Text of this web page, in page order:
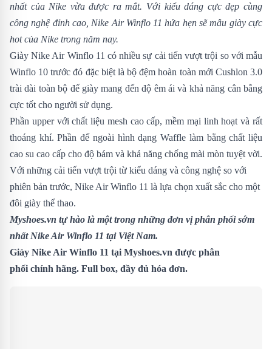
nhất của Nike vừa được ra mắt. Với kiểu dáng cực đẹp cùng
công nghệ đỉnh cao, Nike Air Winflo 11 hứa hẹn sẽ mẫu giày cực
hot của Nike trong năm nay.
Giày Nike Air Winflo 11 có nhiều sự cải tiến vượt trội so với mẫu
Winflo 10 trước đó đặc biệt là bộ đệm hoàn toàn mới Cushlon 3.0
trài dài toàn bộ đế giày mang đến độ êm ái và khả năng cân bằng
cực tốt cho người sử dụng.
Phần upper với chất liệu mesh cao cấp, mềm mại linh hoạt và rất
thoáng khí. Phần đế ngoài hình dạng Waffle làm bằng chất liệu
cao su cao cấp cho độ bám và khả năng chống mài mòn tuyệt vời.
Với những cải tiến vượt trội từ kiểu dáng và công nghệ so với
phiên bản trước, Nike Air Winflo 11 là lựa chọn xuất sắc cho một
đôi giày thể thao.
Myshoes.vn tự hào là một trong những đơn vị phân phối sớm
nhất Nike Air Winflo 11 tại Việt Nam.
Giày Nike Air Winflo 11 tại Myshoes.vn được phân
phối chính hãng. Full box, đầy đủ hóa đơn.